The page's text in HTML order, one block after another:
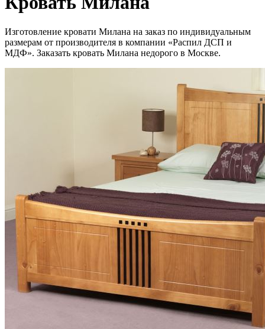
Изготовление кровати Милана на заказ по индивидуальным
размерам от производителя в компании «Распил ДСП и
МДФ». Заказать кровать Милана недорого в Москве.